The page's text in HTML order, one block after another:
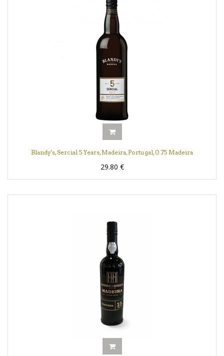
Blandy's, Sercial 5 Years, Madeira, Portugal, 0.75 Madeira
29.80 €